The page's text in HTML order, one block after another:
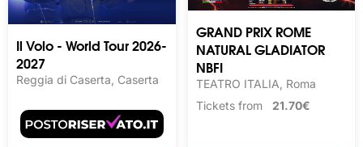
Il Volo - World Tour 2026-
2027
Reggia di Caserta, Caserta
GRAND PRIX ROME
NATURAL GLADIATOR
NBFI
TEATRO ITALIA, Roma
Tickets from 21.70€